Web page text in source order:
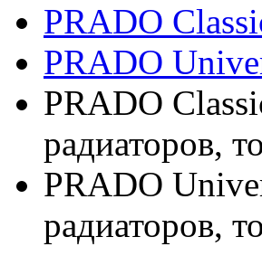
PRADO
PRADO
PRADO
радиаторов,
PRADO
радиаторов,